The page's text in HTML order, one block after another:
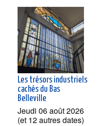
Les trésors industriels
cachés du Bas
Belleville
Jeudi 06 août 2026
(et 12 autres dates)